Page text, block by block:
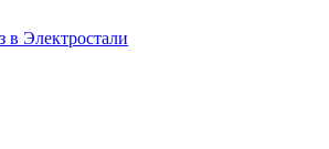
в Электростали